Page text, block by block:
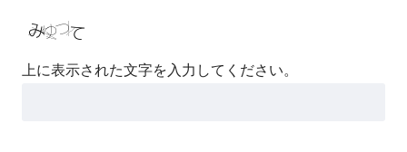
上に表示された文字を入力してください。